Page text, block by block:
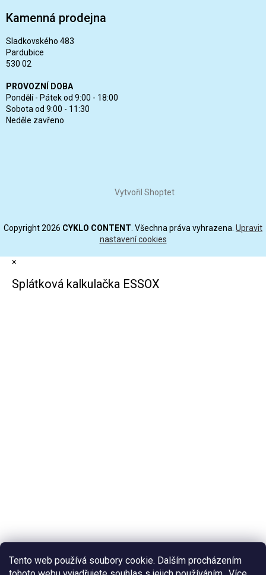
Tento web používá soubory cookie. Dalším procházením
Kamenná prodejna
Sladkovského 483
Pardubice
530 02
PROVOZNÍ DOBA
Pondělí - Pátek od 9:00 - 18:00
Sobota od 9:00 - 11:30
Neděle zavřeno
Vytvořil Shoptet
Copyright 2026 CYKLO CONTENT . Všechna práva vyhrazena. Upravit
nastavení cookies
×
Splátková kalkulačka ESSOX